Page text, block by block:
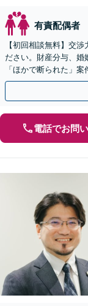
有責配偶者
【初回相談無料】交
ださい。財産分与、婚
「ほかで断られた」
合わせください【北浜
電話でお問